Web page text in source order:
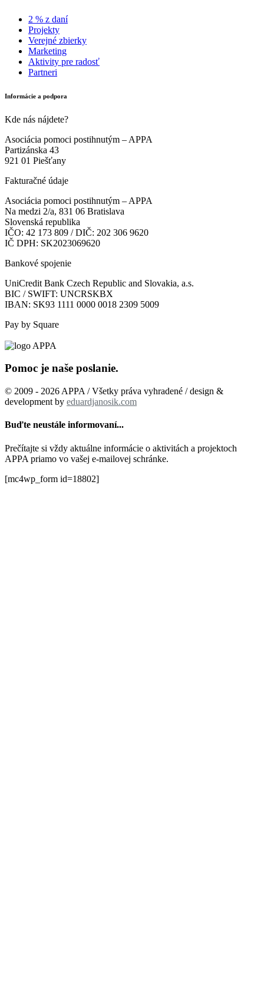
2 % z daní
Projekty
Verejné zbierky
Marketing
Aktivity pre radosť
Partneri
Informácie a podpora
Kde nás nájdete?
Asociácia pomoci postihnutým – APPA
Partizánska 43
921 01 Piešťany
Fakturačné údaje
Asociácia pomoci postihnutým – APPA
Na medzi 2/a, 831 06 Bratislava
Slovenská republika
IČO: 42 173 809 / DIČ: 202 306 9620
IČ DPH: SK2023069620
Bankové spojenie
UniCredit Bank Czech Republic and Slovakia, a.s.
BIC / SWIFT: UNCRSKBX
IBAN: SK93 1111 0000 0018 2309 5009
Pay by Square
Pomoc je naše poslanie.
© 2009 - 2026 APPA / Všetky práva vyhradené / design &
development by eduardjanosik.com
Buďte neustále informovaní...
Prečítajte si vždy aktuálne informácie o aktivitách a projektoch
APPA priamo vo vašej e-mailovej schránke.
[mc4wp_form id=18802]